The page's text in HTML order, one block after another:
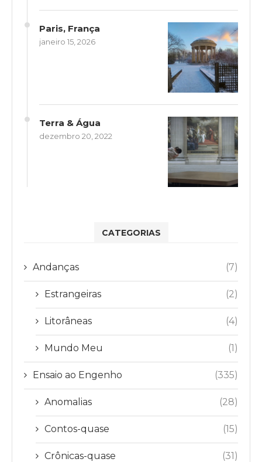
Paris, França
janeiro 15, 2026
Terra & Água
dezembro 20, 2022
CATEGORIAS
Andanças (7)
Estrangeiras (2)
Litorâneas (4)
Mundo Meu (1)
Ensaio ao Engenho (335)
Anomalias (28)
Contos-quase (15)
Crônicas-quase (31)